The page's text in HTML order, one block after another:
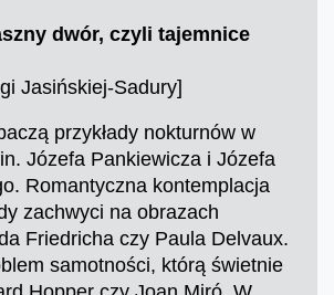
dwór, czyli tajemnice
Jasińskiej-Sadury]
przykłady nokturnów w
Józefa Pankiewicza i Józefa
Romantyczna kontemplacja
zachwyci na obrazach
Friedricha czy Paula Delvaux.
samotności, którą świetnie